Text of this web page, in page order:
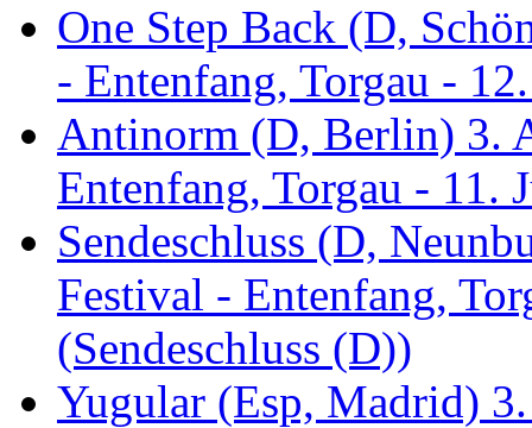
One Step Back (D,
- Entenfang, Torgau -
Antinorm (D, Berlin) 3.
Entenfang, Torgau -
Sendeschluss (D,
Festival - Entenfang,
(Sendeschluss (D))
Yugular (Esp, Madrid)